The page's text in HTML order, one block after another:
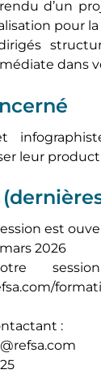
d’un
pour
dans
leur
est
2026
votre
: